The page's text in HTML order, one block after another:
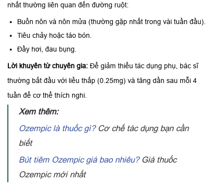
nhất thường liên quan đến đường ruột:
Buồn nôn và nôn mửa (thường gặp nhất trong vài tuần đầu).
Tiêu chảy hoặc táo bón.
Đầy hơi, đau bụng.
Lời khuyên từ chuyên gia: Để giảm thiểu tác dụng phụ, bác sĩ
thường bắt đầu với liều thấp (0.25mg) và tăng dần sau mỗi 4
tuần để cơ thể thích nghi.
Xem thêm:
Ozempic là thuốc gì?Cơ chế tác dụng bạn cần
biết
Bút tiêm Ozempic giá bao nhiêu?Giá thuốc
Ozempic mới nhất